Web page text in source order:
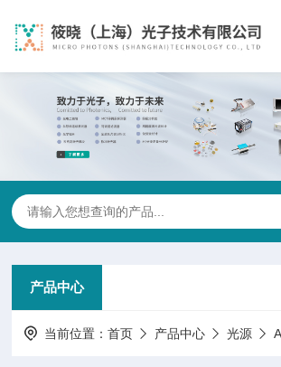
产品中心
当前位置：首页 产品中心 光源